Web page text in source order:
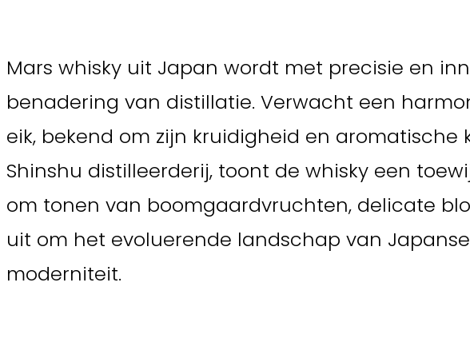
Mars whisky uit Japan wordt met precisie en
benadering van distillatie. Verwacht een
eik, bekend om zijn kruidigheid en
Shinshu distilleerderij, toont de whisky een
om tonen van boomgaardvruchten, delicate
uit om het evoluerende landschap van
moderniteit.